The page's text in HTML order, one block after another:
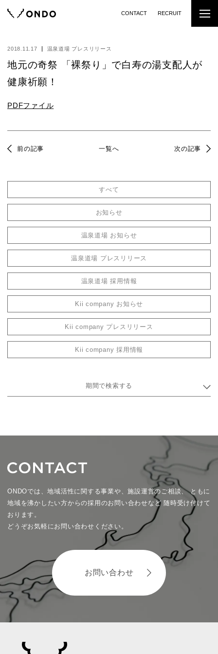
CONTACT RECRUIT
2018.11.17 温泉道場 プレスリリース
地元の奇祭 「裸祭り」で⽩寿の湯⽀配⼈が
健康祈願！
PDFファイル
前の記事 一覧へ 次の記事
すべて
お知らせ
温泉道場 お知らせ
温泉道場 プレスリリース
温泉道場 採用情報
Kii company お知らせ
Kii company プレスリリース
Kii company 採用情報
期間で検索する
ONDOでは、地域活性に関する事業や、施設運営のご相談、ともに
地域を沸かしたい方からの採用のお問い合わせなど 随時受け付けて
おります。
どうぞお気軽にお問い合わせください。
お問い合わせ